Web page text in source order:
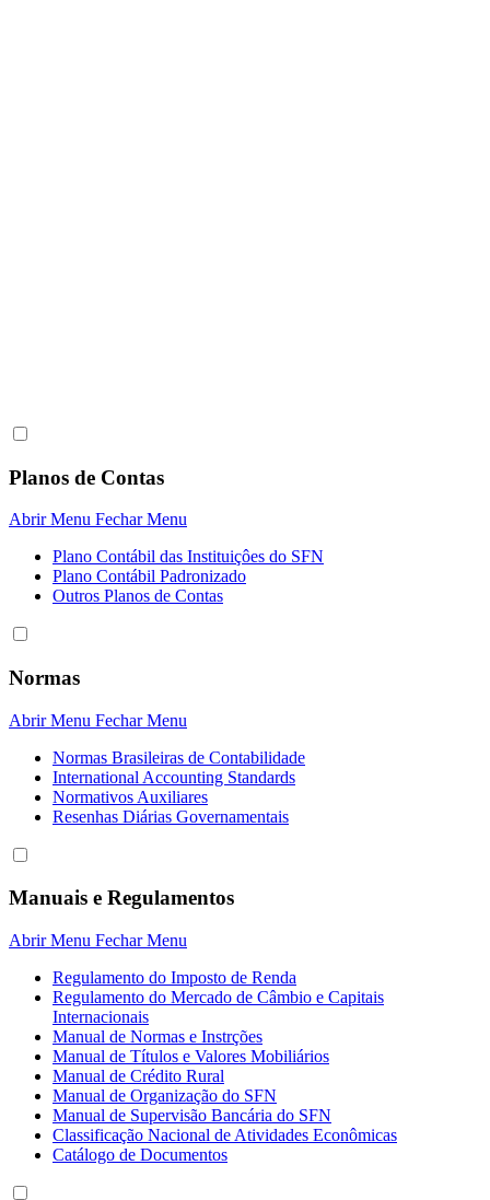
Planos de Contas
Abrir Menu Fechar Menu
Plano Contábil das Instituiçôes do SFN
Plano Contábil Padronizado
Outros Planos de Contas
Normas
Abrir Menu Fechar Menu
Normas Brasileiras de Contabilidade
International Accounting Standards
Normativos Auxiliares
Resenhas Diárias Governamentais
Manuais e Regulamentos
Abrir Menu Fechar Menu
Regulamento do Imposto de Renda
Regulamento do Mercado de Câmbio e Capitais
Internacionais
Manual de Normas e Instrções
Manual de Títulos e Valores Mobiliários
Manual de Crédito Rural
Manual de Organização do SFN
Manual de Supervisão Bancária do SFN
Classificação Nacional de Atividades Econômicas
Catálogo de Documentos